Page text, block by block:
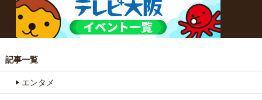
記事一覧
エンタメ